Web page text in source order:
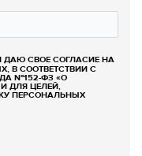
ДАЮ СВОЕ СОГЛАСИЕ НА
В СООТВЕТСТВИИ С
№152-ФЗ «О
ДЛЯ ЦЕЛЕЙ,
ПЕРСОНАЛЬНЫХ